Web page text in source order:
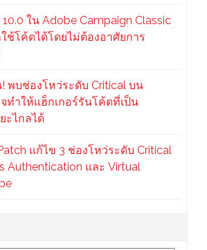
ใน Adobe Campaign Classic
ใช้โค้ดได้โดยไม่ต้องอาศัยการ
! พบช่องโหว่ระดับ Critical บน
ทำให้แฮ็กเกอร์รันโค้ดที่เป็น
ะไกลได้
แก้ไข 3 ช่องโหว่ระดับ Critical
Authentication และ Virtual